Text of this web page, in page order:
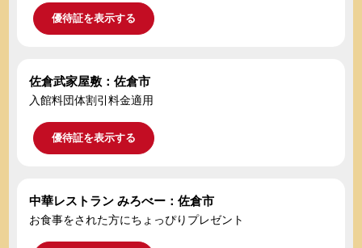
優待証を表示する
佐倉武家屋敷：佐倉市
入館料団体割引料金適用
優待証を表示する
中華レストラン みろべー：佐倉市
お食事をされた方にちょっぴりプレゼント